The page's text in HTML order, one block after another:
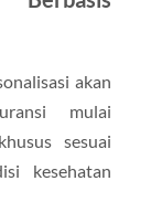
akan
mulai
sesuai
kesehatan